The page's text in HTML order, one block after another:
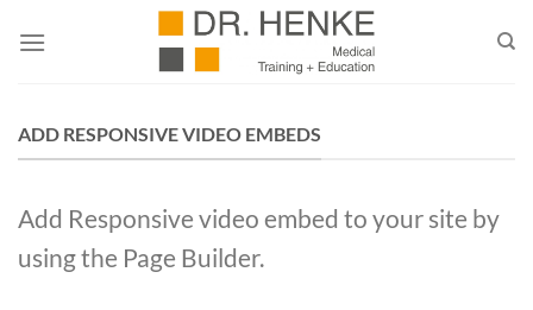
Inhalt
ADD RESPONSIVE VIDEO EMBEDS
Add Responsive video embed to your site by
using the Page Builder.